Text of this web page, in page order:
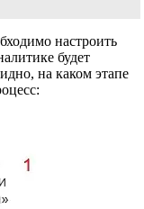
настроить
будет
на каком этапе